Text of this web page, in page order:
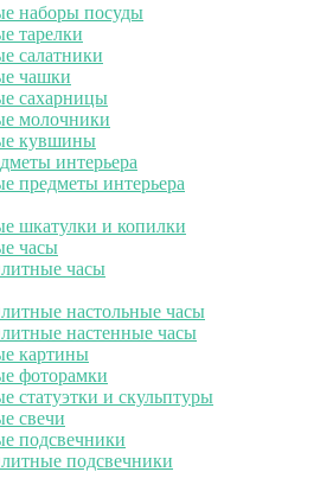
наборы посуды
тарелки
салатники
чашки
сахарницы
молочники
кувшины
интерьера
предметы интерьера
шкатулки и копилки
часы
часы
настольные часы
настенные часы
картины
фоторамки
статуэтки и скульптуры
свечи
подсвечники
подсвечники